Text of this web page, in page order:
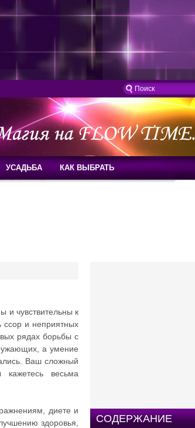
УСАДЬБА КАК ВЫБРАТЬ
и чувствительны к
ссор и неприятных
рядах борьбы с
а умение
Ваш сложный
весьма
диете и
здоровья,
СОДЕРЖАНИЕ